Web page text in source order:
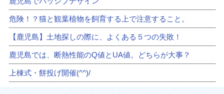
危険！？猫と観葉植物を飼育する上で注意すること。
【鹿児島】土地探しの際に、よくある５つの失敗！
鹿児島では、断熱性能のQ値とUA値。どちらが大事？
上棟式・餅投げ開催(^^)/